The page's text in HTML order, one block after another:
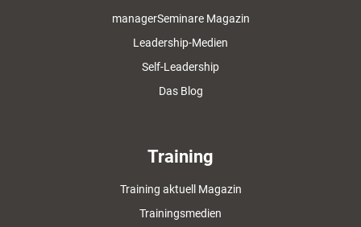
managerSeminare Magazin
Leadership-Medien
Self-Leadership
Das Blog
Training
Training aktuell Magazin
Trainingsmedien